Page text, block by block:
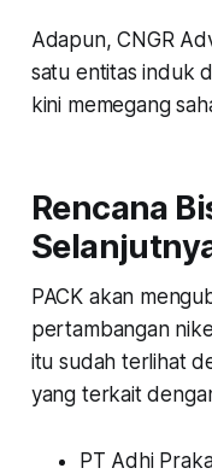
Adapun, CNGR
satu entitas induk
kini memegang
Rencana
PACK akan
pertambangan
itu sudah terlihat
yang terkait
PT Adhi